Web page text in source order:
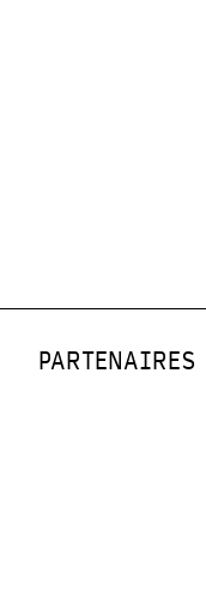
PARTENAIRES